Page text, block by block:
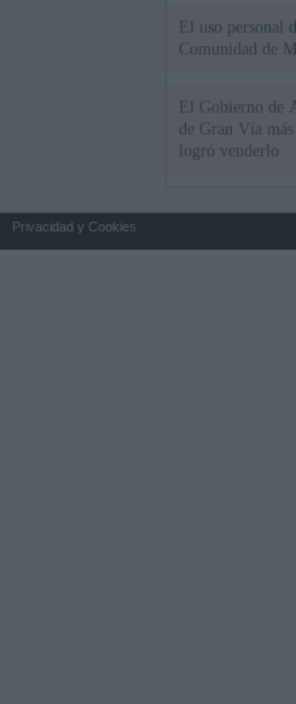
El uso personal
Comunidad de
El Gobierno de
de Gran Vía
logró venderlo
Privacidad y Cookies